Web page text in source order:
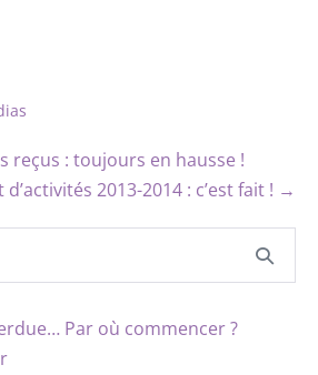
reçus : toujours en hausse !
2013-2014 : c’est fait ! →
Par où commencer ?